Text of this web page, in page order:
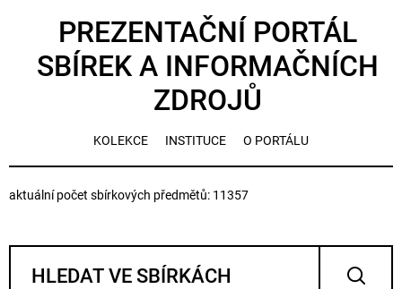
PREZENTAČNÍ PORTÁL
SBÍREK A INFORMAČNÍCH
ZDROJŮ
KOLEKCE INSTITUCE O PORTÁLU
aktuální počet sbírkových předmětů: 11357